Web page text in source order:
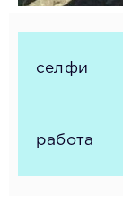
селфи
работа